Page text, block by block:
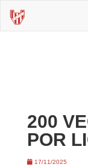
200
POR
17/11/2025